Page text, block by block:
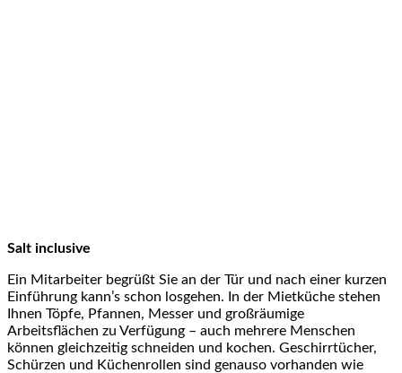
Salt inclusive
Ein Mitarbeiter begrüßt Sie an der Tür und nach einer kurzen
Einführung kann’s schon losgehen. In der Mietküche stehen
Ihnen Töpfe, Pfannen, Messer und großräumige
Arbeitsflächen zu Verfügung – auch mehrere Menschen
können gleichzeitig schneiden und kochen. Geschirrtücher,
Schürzen und Küchenrollen sind genauso vorhanden wie